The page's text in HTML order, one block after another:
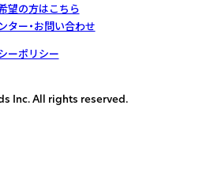
望の方はこちら
ター・お問い合わせ
ーポリシー
Inc. All rights reserved.